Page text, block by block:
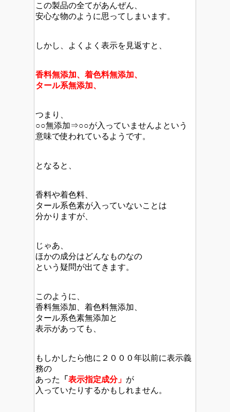
この製品の全てがあんぜん、
安心な物のように思ってしまいます。
しかし、よくよく表示を見返すと、
香料無添加、着色料無添加、
タール系無添加、
つまり、
○○無添加⇒○○が入っていませんよという
意味で使われているようです。
となると、
香料や着色料、
タール系色素が入っていないことは
分かりますが、
じゃあ、
ほかの成分はどんなものなの
という疑問が出てきます。
このように、
香料無添加、着色料無添加、
タール系色素無添加と
表示があっても、
もしかしたら他に２０００年以前に表示義
務の
あった
「 表示指定成分」 が
入っていたりするかもしれません。